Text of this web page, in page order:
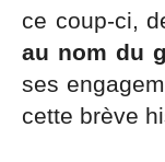
ce coup-ci,
au nom du
ses
cette brève